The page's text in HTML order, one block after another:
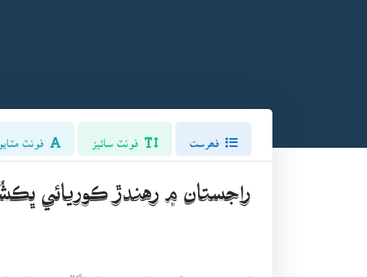
فونٽ سائيز فونٽ مٽايو
راجستان ۾ رهندڙ ڪوريائي
اهي سوچون کڻي مان ٻين سان گڏ مندر مان